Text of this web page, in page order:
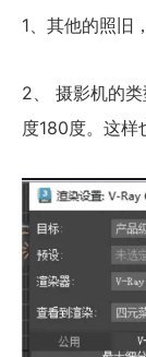
1、其他的照旧
2、 摄影机的
度180度。这样